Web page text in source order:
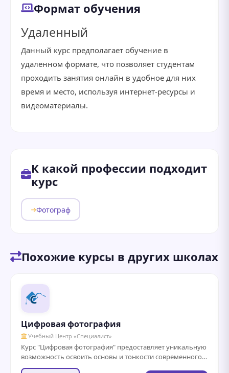
Формат обучения
Удаленный
Данный курс предполагает обучение в
удаленном формате, что позволяет студентам
проходить занятия онлайн в удобное для них
время и место, используя интернет-ресурсы и
видеоматериалы.
К какой профессии подходит
курс
Фотограф
Похожие курсы в других школах
Цифровая фотография
Учебный Центр «Специалист»
Курс "Цифровая фотография" предоставляет уникальную
возможность освоить основы и тонкости современного
фотографического искусства. Студенты научатся